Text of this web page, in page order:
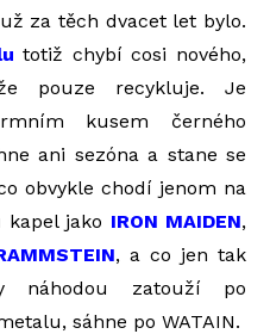
za těch dvacet let bylo.
totiž chybí cosi nového,
pouze recykluje. Je
kusem černého
ani sezóna a stane se
obvykle chodí jenom na
jako IRON MAIDEN,
, a co jen tak
náhodou zatouží po
sáhne po WATAIN.